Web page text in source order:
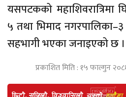
यसपटकको महाशिवरात्रिमा
५ तथा भिमाद नगरपालिका–३
सहभागी भएका जनाइएको छ ।
प्रकाशित मिति : १५ फाल्गुन